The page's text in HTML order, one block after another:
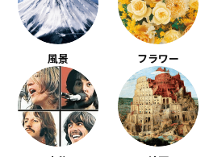
風景 フラワー